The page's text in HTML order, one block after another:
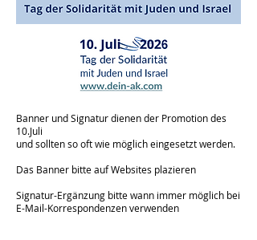
Banner und Signatur dienen der Promotion des
10.Juli
und sollten so oft wie möglich eingesetzt werden.
Das Banner bitte auf Websites plazieren
Signatur-Ergänzung bitte wann immer möglich bei
E-Mail-Korrespondenzen verwenden